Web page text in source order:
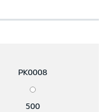
PK0008
500